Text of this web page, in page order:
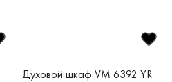
Духовой шкаф VM 6392 YR